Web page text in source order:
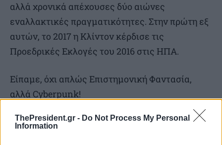
ThePresident.gr - Do Not Process My Personal
Information
αλλά χρονικά απέχουσες δύο αιώνες
εναλλακτικές πραγματικότητες. Στην πρώτη εξ
αυτών, το 2017 η Κλίντον κέρδισε τις
Προεδρικές Εκλογές του 2016 στις ΗΠΑ.
Είπαμε, όχι απλώς Επιστημονική Φαντασία,
αλλά Cyberpunk!
Και, αφού ξεκινήσαμε με μία πληροφορία για το